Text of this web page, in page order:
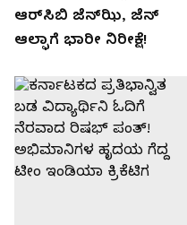
ಆರ್‌ಸಿಬಿ ಜೆನ್‌ಝಿ, ಜೆನ್‌
ಆಲ್ಫಾಗೆ ಭಾರೀ ನಿರೀಕ್ಷೆ!